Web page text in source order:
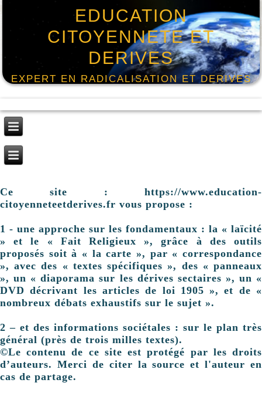
EDUCATION
CITOYENNETE ET
DERIVES
EXPERT EN RADICALISATION ET DERIVES
Ce site : https://www.education-
citoyenneteetderives.fr vous propose :
1 - une approche sur les fondamentaux : la « laïcité
» et le « Fait Religieux », grâce à des outils
proposés soit à « la carte », par « correspondance
», avec des « textes spécifiques », des « panneaux
», un « diaporama sur les dérives sectaires », un «
DVD décrivant les articles de loi 1905 », et de «
nombreux débats exhaustifs sur le sujet ».
2 – et des informations sociétales : sur le plan très
général (près de trois milles textes).
©Le contenu de ce site est protégé par les droits
d’auteurs. Merci de citer la source et l'auteur en
cas de partage.